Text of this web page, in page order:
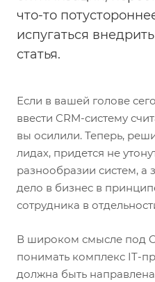
что-то
испугаться
статья.
Если в вашей голове
ввести CRM-систему
вы осилили. Теперь,
лидах, придется не
разнообразии систем, а
дело в бизнес в
сотрудника в
В широком смысле под
понимать комплекс IT-
должна быть